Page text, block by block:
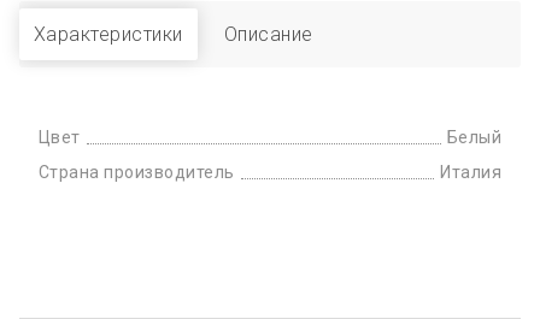
Характеристики Описание
Цвет
Белый
Страна производитель
Италия